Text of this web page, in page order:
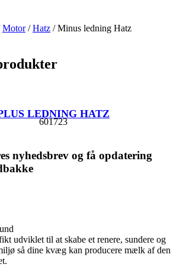
Motor/Hatz / Minus ledning Hatz
LEDNING HATZ
601723
nyhedsbrev og få opdatering
udviklet til at skabe et renere, sundere og
så dine kvæg kan producere mælk af den